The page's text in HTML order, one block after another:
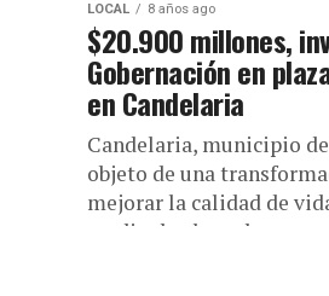
LOCAL 8 años ago
$20.900 millones,
Gobernación en
en Candelaria
Candelaria, municipio
objeto de una
mejorar la calidad de
medio de obras de...